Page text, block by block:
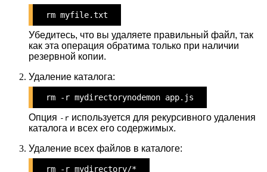
rm myfile.txt
Убедитесь, что вы удаляете правильный файл, так
как эта операция обратима только при наличии
резервной копии.
Удаление каталога:
rm -r mydirectorynodemon app.js
Опция -r используется для рекурсивного удаления
каталога и всех его содержимых.
Удаление всех файлов в каталоге:
rm -r mydirectory/*